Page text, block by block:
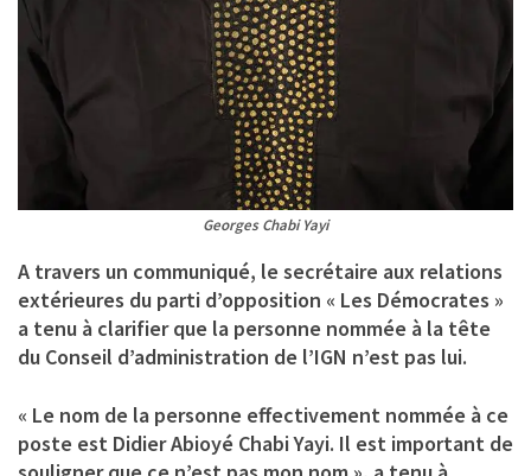
Georges Chabi Yayi
A travers un communiqué, le secrétaire aux relations
extérieures du parti d’opposition « Les Démocrates »
a tenu à clarifier que la personne nommée à la tête
du Conseil d’administration de l’IGN n’est pas lui.
« Le nom de la personne effectivement nommée à ce
poste est Didier Abioyé Chabi Yayi. Il est important de